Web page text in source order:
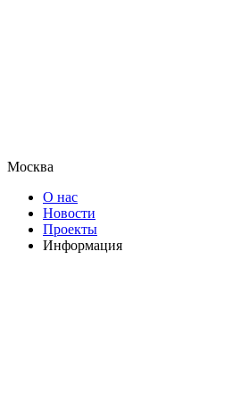
Москва
О нас
Новости
Проекты
Информация